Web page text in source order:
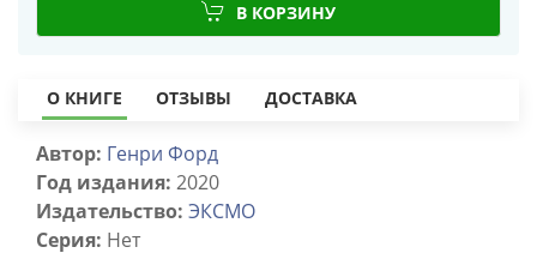
В КОРЗИНУ
О КНИГЕ ОТЗЫВЫ ДОСТАВКА
Автор: Генри Форд
Год издания: 2020
Издательство: ЭКСМО
Серия: Нет